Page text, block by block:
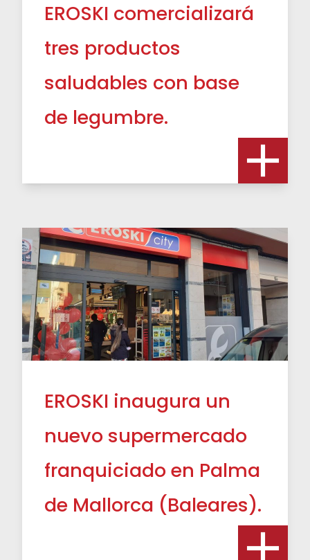
EROSKI comercializará
tres productos
saludables con base
de legumbre.
EROSKI inaugura un
nuevo supermercado
franquiciado en Palma
de Mallorca (Baleares).